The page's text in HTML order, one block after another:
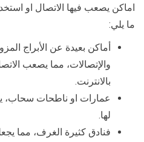
اماكن يصعب فيها الاتصال او
ما يلي:
أماكن بعيدة عن الأبراج
والإتصالات، مما يصعب
بالانترنت.
عمارات او ناطحات سحاب،
لها.
فنادق كثيرة الغرف، مما